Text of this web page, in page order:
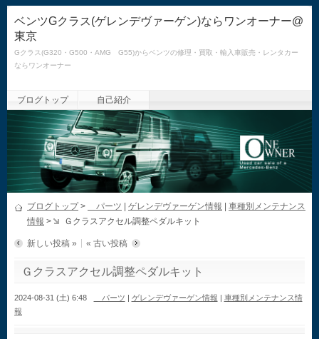
ベンツGクラス(ゲレンデヴァーゲン)ならワンオーナー@
東京
Gクラス(G320・G500・AMG G55)からベンツの修理・買取・輸入車販売・レンタカー
ならワンオーナー
ブログトップ 自己紹介
ブログトップ> パーツ ゲレンデヴァーゲン情報
車種別メンテナンス
情報 > Ｇクラスアクセル調整ペダルキット
新しい投稿 » « 古い投稿
Ｇクラスアクセル調整ペダルキット
2024-08-31 (土) 6:48 パーツ | ゲレンデヴァーゲン情報 | 車種別メンテナンス情
報